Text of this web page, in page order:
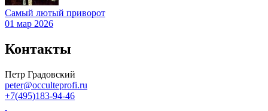
Самый лютый приворот
01 мар 2026
Контакты
Петр Градовский
peter@occulteprofi.ru
+7(495)183-94-46